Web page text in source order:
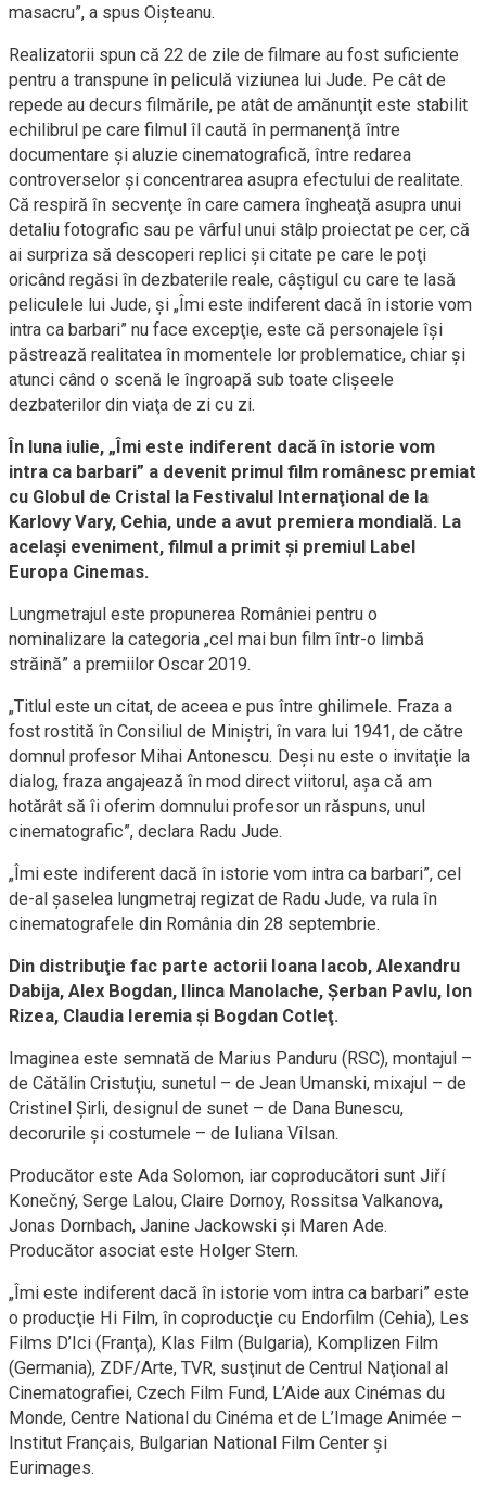
masacru”, a spus Oişteanu.
Realizatorii spun că 22 de zile de filmare au fost suficiente
pentru a transpune în peliculă viziunea lui Jude. Pe cât de
repede au decurs filmările, pe atât de amănunţit este stabilit
echilibrul pe care filmul îl caută în permanenţă între
documentare şi aluzie cinematografică, între redarea
controverselor şi concentrarea asupra efectului de realitate.
Că respiră în secvenţe în care camera îngheaţă asupra unui
detaliu fotografic sau pe vârful unui stâlp proiectat pe cer, că
ai surpriza să descoperi replici şi citate pe care le poţi
oricând regăsi în dezbaterile reale, câştigul cu care te lasă
peliculele lui Jude, şi „Îmi este indiferent dacă în istorie vom
intra ca barbari” nu face excepţie, este că personajele îşi
păstrează realitatea în momentele lor problematice, chiar şi
atunci când o scenă le îngroapă sub toate clişeele
dezbaterilor din viaţa de zi cu zi.
În luna iulie, „Îmi este indiferent dacă în istorie vom
intra ca barbari” a devenit primul film românesc premiat
cu Globul de Cristal la Festivalul Internaţional de la
Karlovy Vary, Cehia, unde a avut premiera mondială. La
acelaşi eveniment, filmul a primit şi premiul Label
Europa Cinemas.
Lungmetrajul este propunerea României pentru o
nominalizare la categoria „cel mai bun film într-o limbă
străină” a premiilor Oscar 2019.
„Titlul este un citat, de aceea e pus între ghilimele. Fraza a
fost rostită în Consiliul de Miniştri, în vara lui 1941, de către
domnul profesor Mihai Antonescu. Deşi nu este o invitaţie la
dialog, fraza angajează în mod direct viitorul, aşa că am
hotărât să îi oferim domnului profesor un răspuns, unul
cinematografic”, declara Radu Jude.
„Îmi este indiferent dacă în istorie vom intra ca barbari”, cel
de-al şaselea lungmetraj regizat de Radu Jude, va rula în
cinematografele din România din 28 septembrie.
Din distribuţie fac parte actorii Ioana Iacob, Alexandru
Dabija, Alex Bogdan, Ilinca Manolache, Şerban Pavlu, Ion
Rizea, Claudia Ieremia şi Bogdan Cotleţ.
Imaginea este semnată de Marius Panduru (RSC), montajul –
de Cătălin Cristuţiu, sunetul – de Jean Umanski, mixajul – de
Cristinel Şirli, designul de sunet – de Dana Bunescu,
decorurile şi costumele – de Iuliana Vîlsan.
Producător este Ada Solomon, iar coproducători sunt Jiří
Konečný, Serge Lalou, Claire Dornoy, Rossitsa Valkanova,
Jonas Dornbach, Janine Jackowski şi Maren Ade.
Producător asociat este Holger Stern.
„Îmi este indiferent dacă în istorie vom intra ca barbari” este
o producţie Hi Film, în coproducţie cu Endorfilm (Cehia), Les
Films D’Ici (Franţa), Klas Film (Bulgaria), Komplizen Film
(Germania), ZDF/Arte, TVR, susţinut de Centrul Naţional al
Cinematografiei, Czech Film Fund, L’Aide aux Cinémas du
Monde, Centre National du Cinéma et de L’Image Animée –
Institut Français, Bulgarian National Film Center şi
Eurimages.